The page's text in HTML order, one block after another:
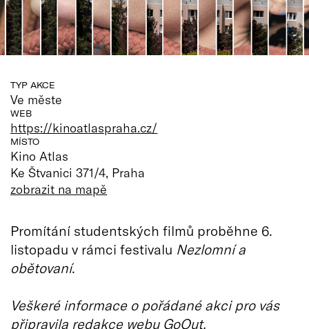
TYP AKCE
Ve měste
WEB
https://kinoatlaspraha.cz/
MÍSTO
Kino Atlas
Ke Štvanici 371/4, Praha
zobrazit na mapě
Promítání studentských filmů proběhne 6.
listopadu v rámci festivalu Nezlomní a
obětovaní.
Veškeré informace o pořádané akci pro vás
připravila redakce webu GoOut.